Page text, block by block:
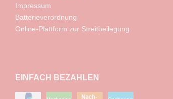
Impressum
Batterieverordnung
Online-Plattform zur Streitbeilegung
EINFACH BEZAHLEN